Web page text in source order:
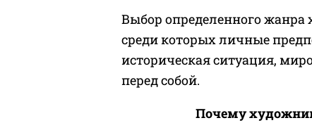
Выбор определенного жанра
среди которых личные
историческая ситуация,
перед собой.
Почему